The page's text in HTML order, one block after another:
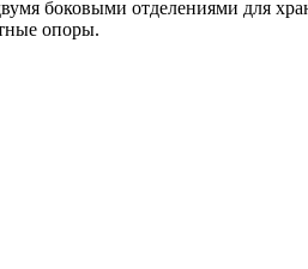
боковыми отделениями для
опоры.